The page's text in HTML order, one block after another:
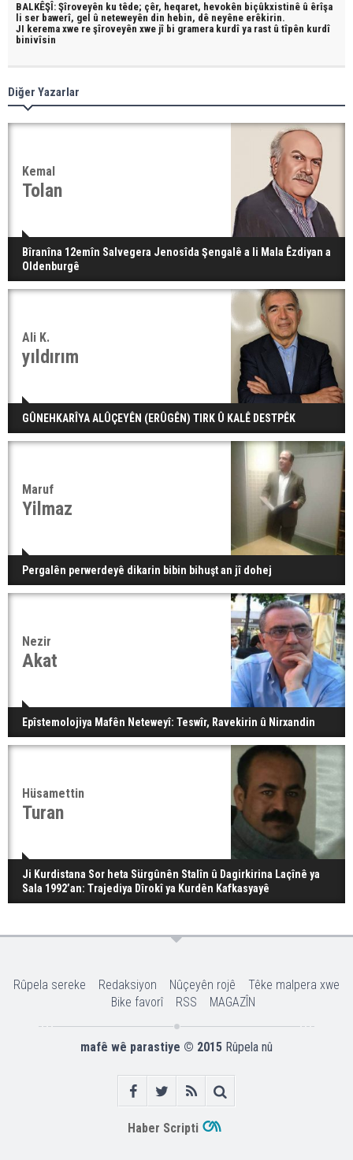
BALKÊŞÎ: Şîroveyên ku têde; çêr, heqaret, hevokên biçûkxistinê û êrîşa
li ser bawerî, gel û neteweyên din hebin, dê neyêne erêkirin.
JI kerema xwe re şîroveyên xwe jî bi gramera kurdî ya rast û tîpên kurdî
binivîsin
Diğer Yazarlar
Kemal
Tolan
Bîranîna 12emîn Salvegera Jenosîda Şengalê a li Mala Êzdiyan a
Oldenburgê
Ali K.
yıldırım
GÛNEHKARÎYA ALÛÇEYÊN (ERÛGÊN) TIRK Û KALÊ DESTPÊK
Maruf
Yilmaz
Pergalên perwerdeyê dikarin bibin bihuşt an jî dohej
Nezir
Akat
Epîstemolojiya Mafên Neteweyî: Teswîr, Ravekirin û Nirxandin
Hüsamettin
Turan
Ji Kurdistana Sor heta Sürgûnên Stalîn û Dagirkirina Laçînê ya
Sala 1992’an: Trajediya Dîrokî ya Kurdên Kafkasyayê
Rûpela sereke Redaksiyon Nûçeyên rojê
Têke malpera xwe
Bike favorî
RSS MAGAZÎN
mafê wê parastiye © 2015 Rûpela nû
Haber Scripti